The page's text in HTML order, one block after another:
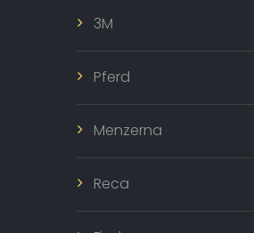
3M
Pferd
Menzerna
Reca